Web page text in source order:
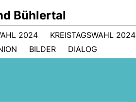
Bühlertal
2024 KREISTAGSWAHL 2024
BILDER DIALOG